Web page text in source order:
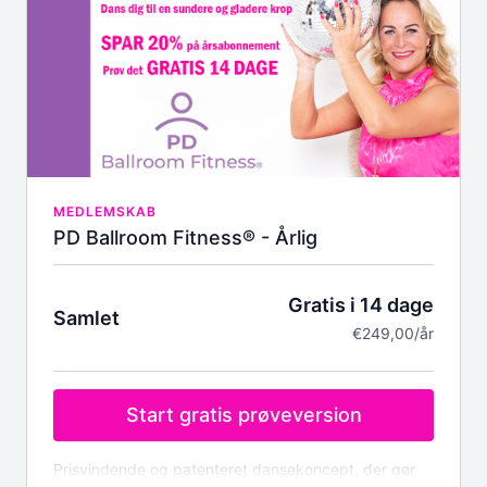
Træn hjemme, når det passer dig, med en af
Europas bedste instruktører
Opdelt i tre niveauer: Siddende, stående med
støtte og gående
Over 30 danselektioner i forskellige tempi,
stilarter og rytmer
Løbende nye dansevideoer
Omfattende opvarmningsprogram,
Invitation til vores eksklusive fællesskab, hvor vi
engagerer os direkte med vores medlemmer
Mulighed for at streame dansevideoer via
Teknisk support til at hjælpe dig godt i gang med
dansen
Fornyet energi og glæde fra det øjeblik, du ser en
dansevideo
Ekstra materiale til download
MEDLEMSKAB
PD Ballroom Fitness® - Årlig
Samlet
Gratis i 14 dage
€249,00/år
Start gratis prøveversion
Prisvindende og patenteret dansekoncept, der gør